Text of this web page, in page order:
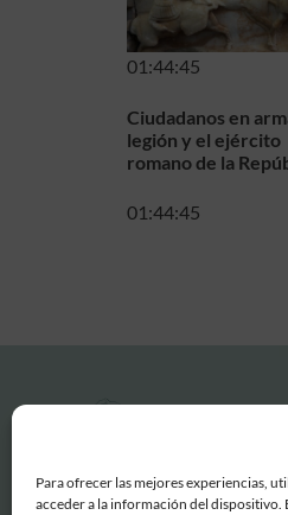
Para ofrecer las mejores experiencias,
acceder a la información del
01:44:45
Ciudadanos en
legión y el ejército
romano de la
01:44:45